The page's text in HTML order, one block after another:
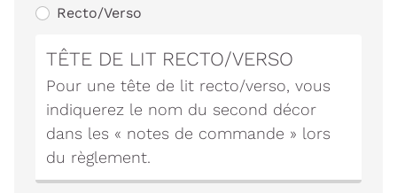
Recto/Verso
TÊTE DE LIT RECTO/VERSO
Pour une tête de lit recto/verso, vous
indiquerez le nom du second décor
dans les « notes de commande » lors
du règlement.